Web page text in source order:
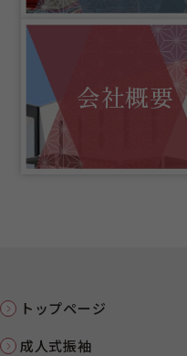
会社概要
トップページ
成人式振袖